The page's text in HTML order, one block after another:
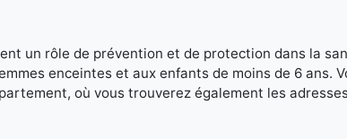
un rôle de prévention et de protection dans la
enceintes et aux enfants de moins de 6 ans.
où vous trouverez également les